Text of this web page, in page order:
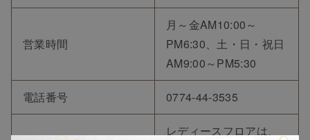
営業時間
月～金AM10:00～
PM6:30、土・日・祝日
AM9:00～PM5:30
電話番号 0774-44-3535
レディースフロアは、